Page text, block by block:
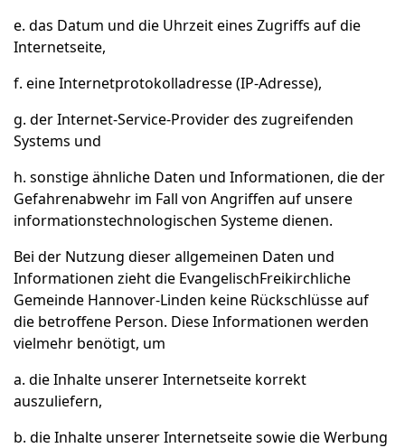
e. das Datum und die Uhrzeit eines Zugriffs auf die
Internetseite,
f. eine Internetprotokolladresse (IP-Adresse),
g. der Internet-Service-Provider des zugreifenden
Systems und
h. sonstige ähnliche Daten und Informationen, die der
Gefahrenabwehr im Fall von Angriffen auf unsere
informationstechnologischen Systeme dienen.
Bei der Nutzung dieser allgemeinen Daten und
Informationen zieht die EvangelischFreikirchliche
Gemeinde Hannover-Linden keine Rückschlüsse auf
die betroffene Person. Diese Informationen werden
vielmehr benötigt, um
a. die Inhalte unserer Internetseite korrekt
auszuliefern,
b. die Inhalte unserer Internetseite sowie die Werbung